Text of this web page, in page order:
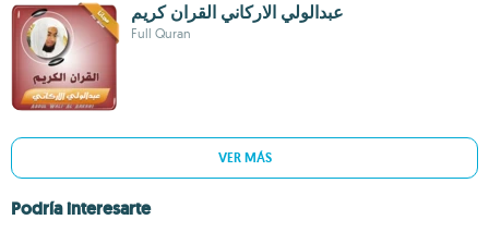
عبدالولي الاركاني القران كريم
Full Quran
VER MÁS
Podría interesarte